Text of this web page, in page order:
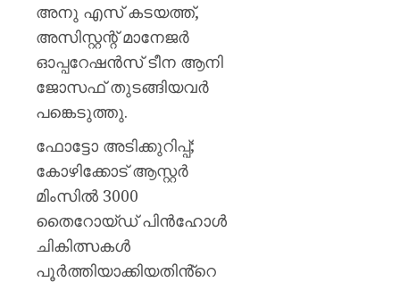
അനു എസ് കടയത്ത്,
അസിസ്റ്റന്റ് മാനേജർ
ഓപ്പറേഷൻസ് ടീന ആനി
ജോസഫ് തുടങ്ങിയവർ
പങ്കെടുത്തു.
ഫോട്ടോ അടിക്കുറിപ്പ്;
കോഴിക്കോട് ആസ്റ്റർ
മിംസിൽ 3000
തൈറോയ്ഡ് പിൻഹോൾ
ചികിത്സകൾ
പൂർത്തിയാക്കിയതിൻ്റെ